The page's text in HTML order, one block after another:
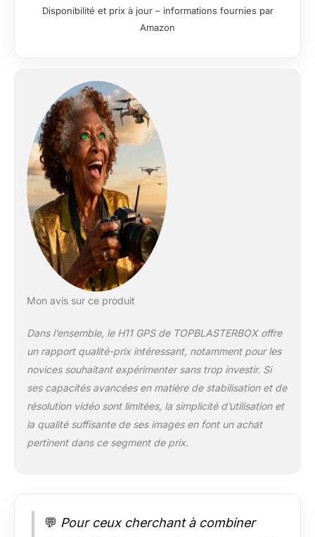
Disponibilité et prix à jour – informations fournies par
Amazon
Mon avis sur ce produit
Dans l’ensemble, le H11 GPS de TOPBLASTERBOX offre
un rapport qualité-prix intéressant, notamment pour les
novices souhaitant expérimenter sans trop investir. Si
ses capacités avancées en matière de stabilisation et de
résolution vidéo sont limitées, la simplicité d’utilisation et
la qualité suffisante de ses images en font un achat
pertinent dans ce segment de prix.
💬 Pour ceux cherchant à combiner